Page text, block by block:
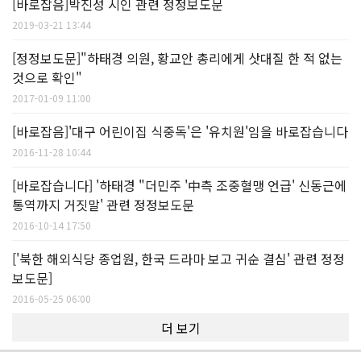
[바로잡음]박진성 시인 관련 정정보도문
2019-03-21 13:44
[정정보도문]"하태경 의원, 황교안 총리에게 삿대질 한 적 없는
것으로 확인"
2017-01-09 11:00
[바로잡음]'대구 어린이집 식중독'은 '유치원'임을 바로잡습니다
2016-11-28 10:44
[바로잡습니다] '하태경 "더민주 '中측 조중혈맹 언급' 신동근에
통역까지 거짓말' 관련 정정보도문
2016-10-14 17:50
['북한 해외식당 종업원, 한국 드라마 보고 귀순 결심' 관련 정정
보도문]
2016-05-25 06:00
더 보기